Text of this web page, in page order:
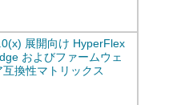
展開向け HyperFlex
およびファームウェ
互換性マトリックス